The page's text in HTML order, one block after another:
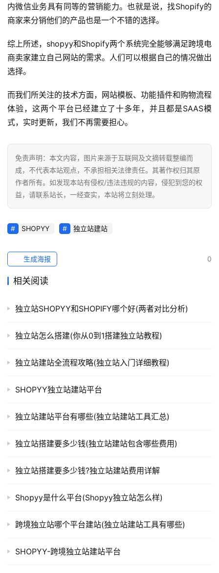
社
营
销
境
导
航
内微信业务具有同等的营销能力。也就是说，找Shopify的
商家来分销他们的产品也是一个不错的选择。
综上所述，shopyy和Shopify两个系统完全能够满足跨境电
商卖家建立自己网站的需求。人们可以根据自己的情况做出
选择。
而我们所关注的技术方面，网站模板、功能插件和购物流程
体验，这两个平台已经建立了十多年，并且都是SAAS模
式，实时更新，我们不再需要担心。
免责声明：本文内容，图片来源于互联网及文摘转载整编而
成，不代表本站观点，不承担相关法律责任。其著作权归其原
作者所有。如发现本站有侵权/违法违规的内容，侵犯到您的权
益，请联系站长，一经查实，本站将立刻处理。
SHOPYY 独立站建站
0
生成海报
相关阅读
独立站SHOPYY和SHOPIFY哪个好(两者对比分析)
独立站怎么搭建(你从0到1搭建独立站教程)
独立站建站全流程攻略(独立站入门详细教程)
SHOPYY独立站建站平台
独立站建站平台有哪些(独立站建站工具汇总)
独立站搭建要多少钱(独立站建站包含哪些费用)
独立站搭建要多少钱?独立站建站费用详解
Shopyy是什么平台(Shopyy独立站怎么样)
跨境独立站哪个平台建站(独立站建站工具有哪些)
SHOPYY-跨境独立站建站平台